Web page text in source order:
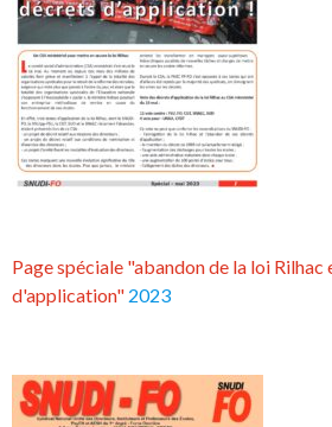
Page spéciale "abandon de la loi Rilhac
d'application" 2023